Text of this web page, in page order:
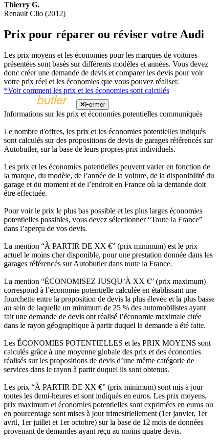
Thierry G.
Renault Clio (2012)
Prix pour réparer ou réviser votre Audi
Les prix moyens et les économies pour les marques de voitures
présentées sont basés sur différents modèles et années. Vous devez
donc créer une demande de devis et comparer les devis pour voir
votre prix réel et les économies que vous pouvez réaliser.
*Voir comment les prix et les économies sont calculés
Fermer
Informations sur les prix et économies potentielles communiqués
Le nombre d'offres, les prix et les économies potentielles indiqués
sont calculés sur des propositions de devis de garages référencés sur
Autobutler, sur la base de leurs propres prix individuels.
Les prix et les économies potentielles peuvent varier en fonction de
la marque, du modèle, de l’année de la voiture, de la disponibilité du
garage et du moment et de l’endroit en France où la demande doit
être effectuée.
Pour voir le prix le plus bas possible et les plus larges économies
potentielles possibles, vous devez sélectionner “Toute la France”
dans l’aperçu de vos devis.
La mention “À PARTIR DE XX €” (prix minimum) est le prix
actuel le moins cher disponible, pour une prestation donnée dans les
garages référencés sur Autobutler dans toute la France.
La mention “ÉCONOMISEZ JUSQU’À XX €” (prix maximum)
correspond à l’économie potentielle calculée en établissant une
fourchette entre la proposition de devis la plus élevée et la plus basse
au sein de laquelle un minimum de 25 % des automobilistes ayant
fait une demande de devis ont réalisé l’économie maximale citée
dans le rayon géographique à partir duquel la demande a été faite.
Les ÉCONOMIES POTENTIELLES et les PRIX MOYENS sont
calculés grâce à une moyenne globale des prix et des économies
réalisés sur les propositions de devis d’une même catégorie de
services dans le rayon à partir duquel ils sont obtenus.
Les prix “À PARTIR DE XX €” (prix minimum) sont mis à jour
toutes les demi-heures et sont indiqués en euros. Les prix moyens,
prix maximum et économies potentielles sont exprimées en euros ou
en pourcentage sont mises à jour trimestriellement (1er janvier, 1er
avril, 1er juillet et 1er octobre) sur la base de 12 mois de données
provenant de demandes ayant reçu au moins quatre devis.